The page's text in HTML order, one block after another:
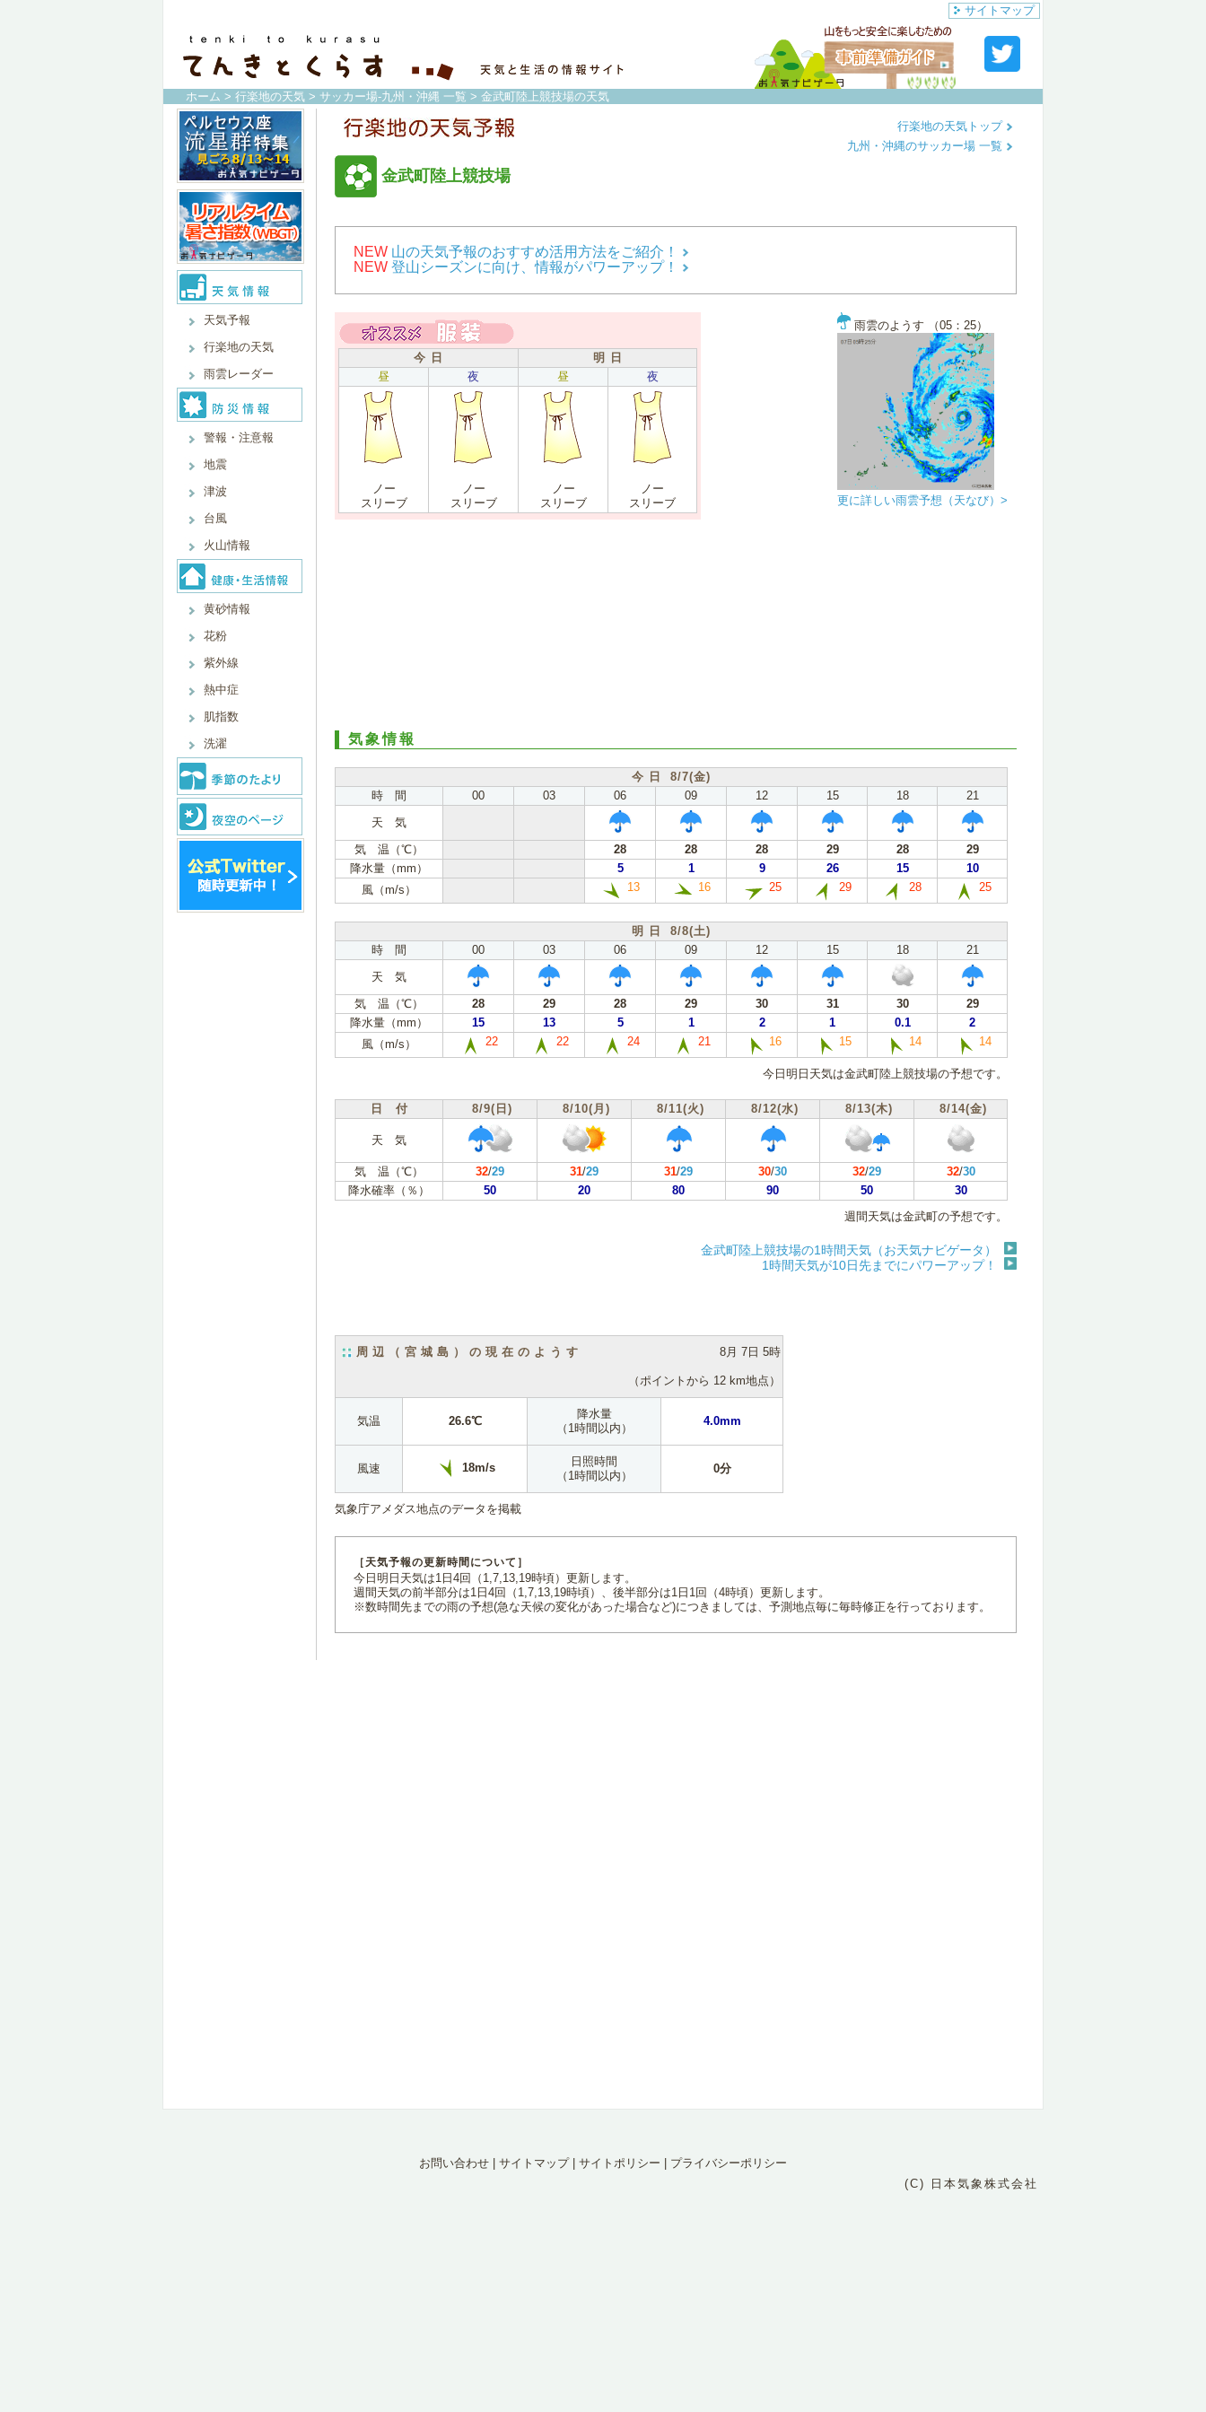
サイトマップ
ホーム > 行楽地の天気 > サッカー場-九州・沖縄 一覧 > 金武町陸上競技場の天気
天気予報
行楽地の天気
雨雲レーダー
警報・注意報
地震
津波
台風
火山情報
黄砂情報
花粉
紫外線
熱中症
肌指数
洗濯
金武町陸上競技場
行楽地の天気トップ
九州・沖縄のサッカー場 一覧
NEW 山の天気予報のおすすめ活用方法をご紹介！
NEW 登山シーズンに向け、情報がパワーアップ！
今 日
明 日
昼
夜 昼 夜
ノー
スリーブ
ノー
スリーブ
ノー
スリーブ
ノー
スリーブ
雨雲のようす （05：25）
更に詳しい雨雲予想（天なび）>
気象情報
今 日 8/7(金)
時 間
00 03 06 09 12 15 18
21
天 気
気 温（℃）
28 28 28 29 28
29
降水量（mm）
5 1 9 26 15
10
風（m/s）
13 16 25 29 28 25
明 日 8/8(土)
時 間
00 03 06 09 12 15 18
21
天 気
気 温（℃）
28 29 28 29 30 31 30
29
降水量（mm）
15 13 5 1 2 1 0.1
2
風（m/s）
22 22 24 21 16 15 14 14
今日明日天気は金武町陸上競技場の予想です。
日 付 8/9(日) 8/10(月) 8/11(火) 8/12(水) 8/13(木) 8/14(金)
天 気
気 温（℃） 32/29 31/29 31/29 30/30 32/29 32/30
降水確率（％）
50 20 80 90 50
30
週間天気は金武町の予想です。
金武町陸上競技場の1時間天気（お天気ナビゲータ）
1時間天気が10日先までにパワーアップ！
周辺（宮城島）の現在のようす 8月 7日 5時
（ポイントから 12 km地点）
気温 26.6℃
降水量
（1時間以内）
4.0mm
風速 18m/s
日照時間
（1時間以内）
0分
気象庁アメダス地点のデータを掲載
［天気予報の更新時間について］
今日明日天気は1日4回（1,7,13,19時頃）更新します。
週間天気の前半部分は1日4回（1,7,13,19時頃）、後半部分は1日1回（4時頃）更新します。
※数時間先までの雨の予想(急な天候の変化があった場合など)につきましては、予測地点毎に毎時修正を行っております。
お問い合わせ サイトマップ| サイトポリシー
プライバシーポリシー
(C) 日本気象株式会社